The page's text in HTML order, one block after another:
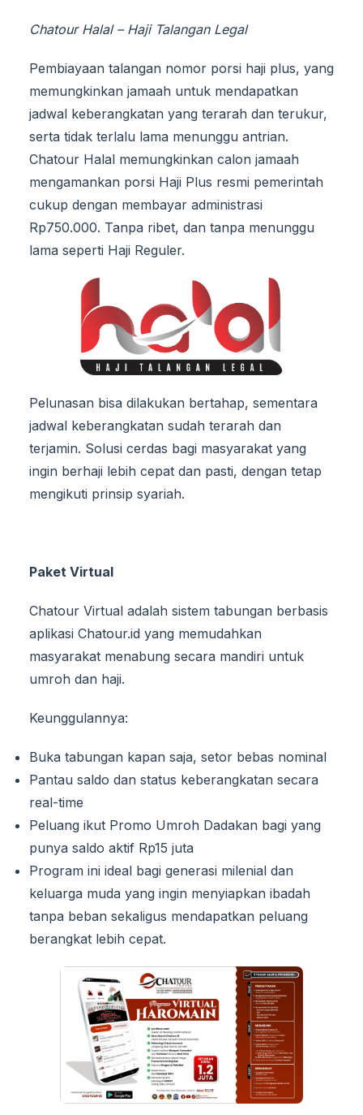
Chatour Halal – Haji Talangan Legal
Pembiayaan talangan nomor porsi haji plus, yang
memungkinkan jamaah untuk mendapatkan
jadwal keberangkatan yang terarah dan terukur,
serta tidak terlalu lama menunggu antrian.
Chatour Halal memungkinkan calon jamaah
mengamankan porsi Haji Plus resmi pemerintah
cukup dengan membayar administrasi
Rp750.000. Tanpa ribet, dan tanpa menunggu
lama seperti Haji Reguler.
Pelunasan bisa dilakukan bertahap, sementara
jadwal keberangkatan sudah terarah dan
terjamin. Solusi cerdas bagi masyarakat yang
ingin berhaji lebih cepat dan pasti, dengan tetap
mengikuti prinsip syariah.
Paket Virtual
Chatour Virtual adalah sistem tabungan berbasis
aplikasi Chatour.id yang memudahkan
masyarakat menabung secara mandiri untuk
umroh dan haji.
Keunggulannya:
Buka tabungan kapan saja, setor bebas nominal
Pantau saldo dan status keberangkatan secara
real-time
Peluang ikut Promo Umroh Dadakan bagi yang
punya saldo aktif Rp15 juta
Program ini ideal bagi generasi milenial dan
keluarga muda yang ingin menyiapkan ibadah
tanpa beban sekaligus mendapatkan peluang
berangkat lebih cepat.